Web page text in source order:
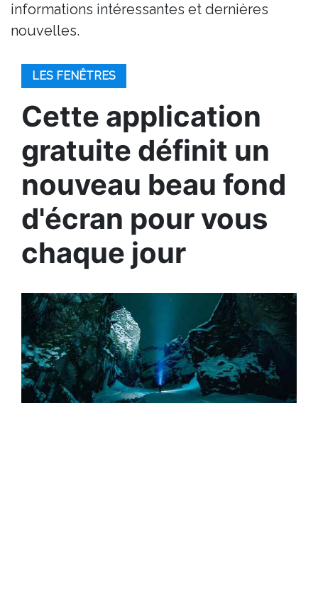
informations intéressantes et dernières
nouvelles.
LES FENÊTRES
Cette application
gratuite définit un
nouveau beau fond
d'écran pour vous
chaque jour